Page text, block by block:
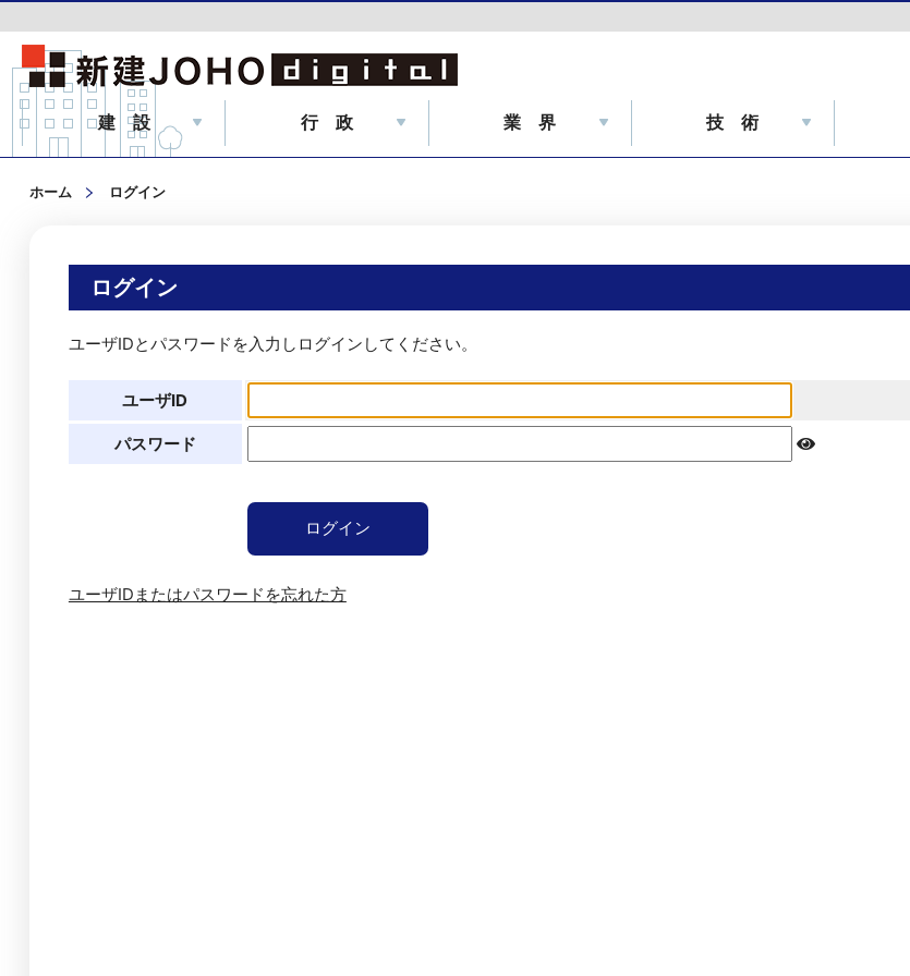
建 設 行 政 業 界 技 術
ホーム ログイン
ログイン
ユーザIDとパスワードを入力しログインしてください。
ユーザID
パスワード
ユーザIDまたはパスワードを忘れた方